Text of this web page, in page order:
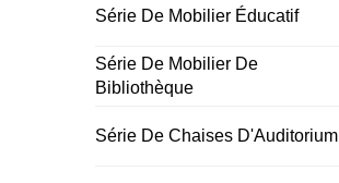
Série De Mobilier Éducatif
Série De Mobilier De
Bibliothèque
Série De Chaises D'Auditorium